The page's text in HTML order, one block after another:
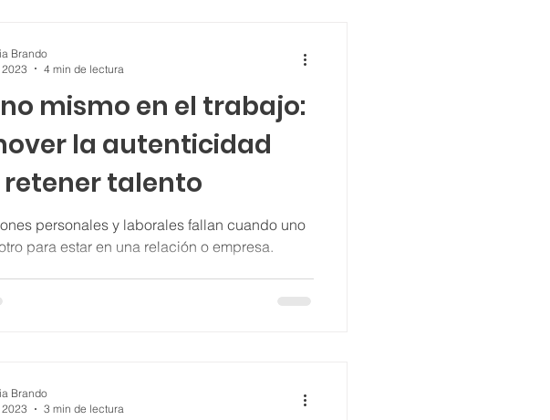
mismo en el trabajo:
la autenticidad
talento
personales y laborales fallan cuando uno
para estar en una relación o empresa.
Brando
4 min de lectura
Brando
3 min de lectura